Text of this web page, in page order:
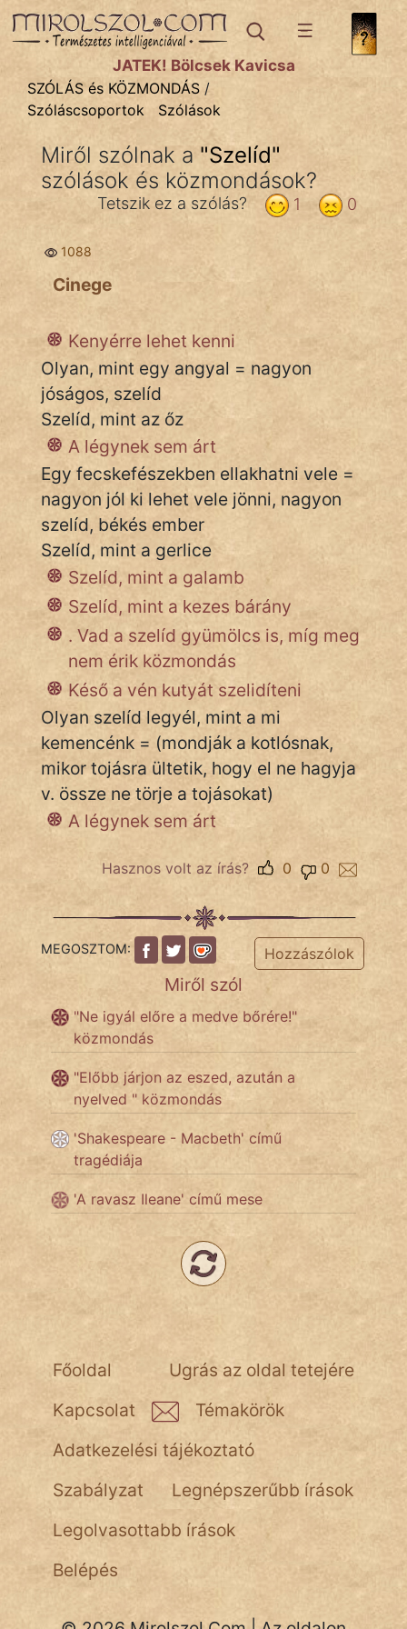
SZÓLÁS ÉS KÖZMONDÁStémák:
Bibliai
Kifejezések
Közmondások
Rímelő
Szóláscsoportok
Szólások
Tréfás
IRODALOM
És
KÖZMONDÁS
PSZICHO
ZENE
FILM
ÉLETMÓD
És
TÖRTÉNELEM
fantom
Jób Gedeon
Láron Ádám
mikkamakka
vörös ördög
nagyöreg
pszichopati
szegény legény
szemfüles
JÁTÉK! Bölcsek Kavicsa
SZÓLÁS és KÖZMONDÁS /
Szóláscsoportok
Szólások
Miről szólnak a "Szelíd"
szólások és közmondások?
0
1
Tetszik ez a szólás?
1088
Cinege
Kenyérre lehet kenni
Olyan, mint egy angyal = nagyon
jóságos, szelíd
Szelíd, mint az őz
A légynek sem árt
Egy fecskefészekben ellakhatni vele =
nagyon jól ki lehet vele jönni, nagyon
szelíd, békés ember
Szelíd, mint a gerlice
Szelíd, mint a galamb
Szelíd, mint a kezes bárány
. Vad a szelíd gyümölcs is, míg meg
nem érik közmondás
Késő a vén kutyát szelidíteni
Olyan szelíd legyél, mint a mi
kemencénk = (mondják a kotlósnak,
mikor tojásra ültetik, hogy el ne hagyja
v. össze ne törje a tojásokat)
A légynek sem árt
Hasznos volt az írás? 0
0
MEGOSZTOM: Hozzászólok
Miről szól
"Ne igyál előre a medve bőrére!"
közmondás
"Előbb járjon az eszed, azután a
nyelved " közmondás
'Shakespeare - Macbeth' című
tragédiája
'A ravasz Ileane' című mese
Ugrás az oldal tetejére
Főoldal
Kapcsolat
Témakörök
Adatkezelési tájékoztató
Szabályzat
Legnépszerűbb írások
Legolvasottabb írások
Belépés